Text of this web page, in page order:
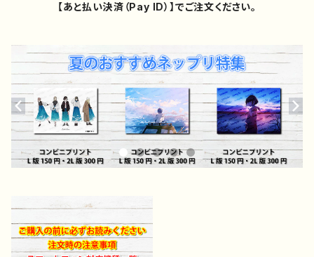
【あと払い決済（Pay ID）】でご注文ください。